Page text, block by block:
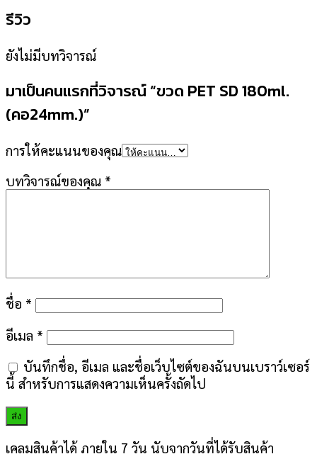
รีวิว
ยังไม่มีบทวิจารณ์
มาเป็นคนแรกที่วิจารณ์ “ขวด PET SD 180ml.
(คอ24mm.)”
การให้คะแนนของคุณ
บทวิจารณ์ของคุณ *
ชื่อ *
อีเมล *
บันทึกชื่อ, อีเมล และชื่อเว็บไซต์ของฉันบนเบราว์เซอร์
นี้ สำหรับการแสดงความเห็นครั้งถัดไป
เคลมสินค้าได้ ภายใน 7 วัน นับจากวันที่ได้รับสินค้า